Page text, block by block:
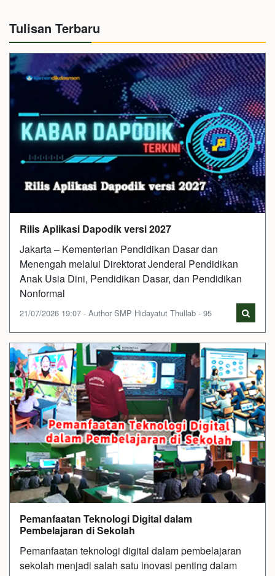
Tulisan Terbaru
Rilis Aplikasi Dapodik versi 2027
Jakarta – Kementerian Pendidikan Dasar dan
Menengah melalui Direktorat Jenderal Pendidikan
Anak Usia Dini, Pendidikan Dasar, dan Pendidikan
Nonformal
21/07/2026 19:07 - Author SMP Hidayatut Thullab - 95
Pemanfaatan Teknologi Digital dalam
Pembelajaran di Sekolah
Pemanfaatan teknologi digital dalam pembelajaran
sekolah menjadi salah satu inovasi penting dalam